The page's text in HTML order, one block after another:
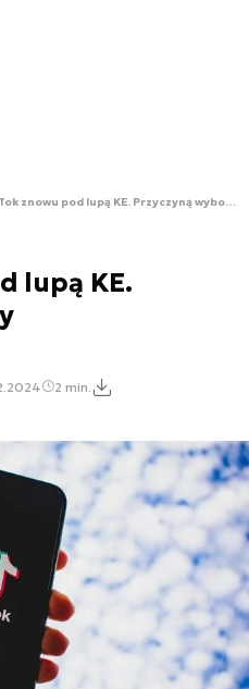
TikTok znowu pod lupą KE. Przyczyną wybory
lupą KE.
2 min.